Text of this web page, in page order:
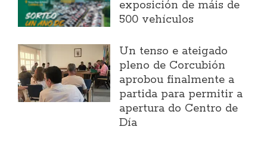
exposición de máis de
500 vehículos
Un tenso e ateigado
pleno de Corcubión
aprobou finalmente a
partida para permitir a
apertura do Centro de
Día